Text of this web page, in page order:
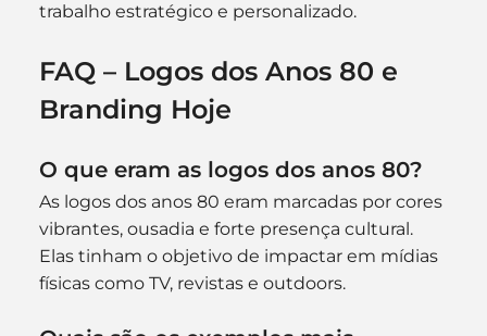
trabalho estratégico e personalizado.
FAQ – Logos dos Anos 80 e
Branding Hoje
O que eram as logos dos anos 80?
As logos dos anos 80 eram marcadas por cores
vibrantes, ousadia e forte presença cultural.
Elas tinham o objetivo de impactar em mídias
físicas como TV, revistas e outdoors.